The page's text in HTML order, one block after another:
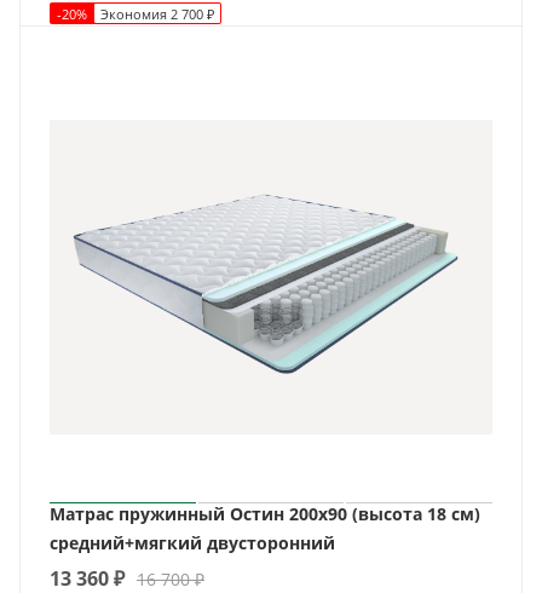
-20% Экономия 2 700 ₽
Матрас пружинный Остин 200х90 (высота 18 см)
средний+мягкий двусторонний
13 360₽ 16 700₽